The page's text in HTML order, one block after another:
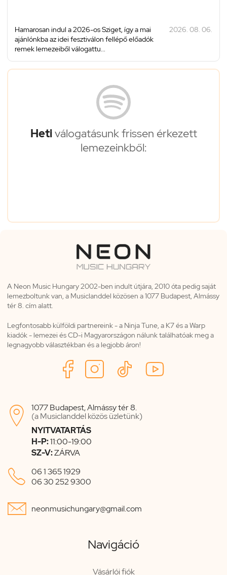
Hamarosan indul a 2026-os Sziget, így a mai
ajánlónkba az idei fesztiválon fellépő előadók
remek lemezeiből válogattu...
2026. 08. 06.
Hetiválogatásunk frissen érkezett
lemezeinkből:
A Neon Music Hungary 2002-ben indult útjára, 2010 óta pedig saját
lemezboltunk van, a Musiclanddel közösen a 1077 Budapest, Almássy
tér 8. cím alatt.
Legfontosabb külföldi partnereink - a Ninja Tune, a K7 és a Warp
kiadók - lemezei és CD-i Magyarországon nálunk találhatóak meg a
legnagyobb választékban és a legjobb áron!

1077 Budapest, Almássy tér 8.
(a Musiclanddel közös üzletünk)
NYITVATARTÁS
H-P:11:00-19:00
SZ-V:ZÁRVA
 06 1 365 1929
06 30 252 9300
 neonmusichungary@gmail.com
Navigáció
Vásárlói fiók